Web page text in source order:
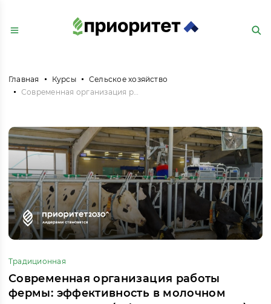
Главная Курсы
Сельское хозяйство
Современная организация работы фермы: эффективность в молочном животноводстве (в форме стажировки)
Традиционная
Современная организация работы
фермы: эффективность в молочном